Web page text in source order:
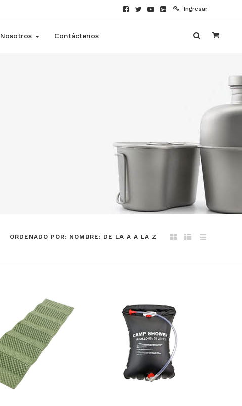
Ingresar
Nosotros Contáctenos
ORDENADO POR: NOMBRE: DE LA A A LA Z